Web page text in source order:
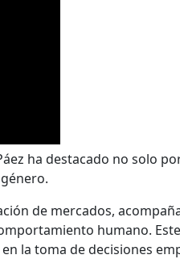
ha destacado no solo
de mercados,
humano.
la toma de decisiones